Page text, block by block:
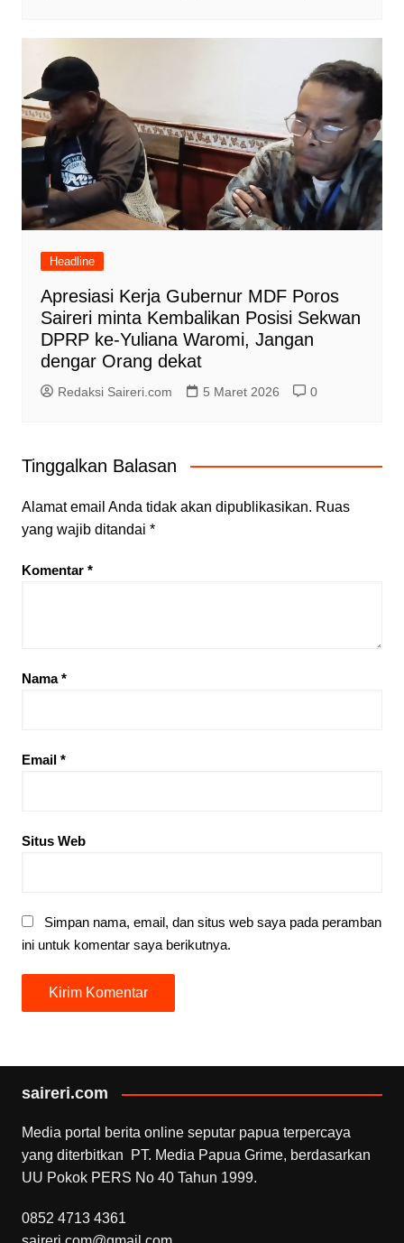
Headline
Apresiasi Kerja Gubernur MDF Poros
Saireri minta Kembalikan Posisi Sekwan
DPRP ke-Yuliana Waromi, Jangan
dengar Orang dekat
Redaksi Saireri.com 5 Maret 2026 0
Tinggalkan Balasan
Alamat email Anda tidak akan dipublikasikan. Ruas
yang wajib ditandai *
Komentar *
Nama*
Email *
Situs Web
Simpan nama, email, dan situs web saya pada peramban
ini untuk komentar saya berikutnya.
saireri.com
Media portal berita online seputar papua terpercaya
yang diterbitkan PT. Media Papua Grime, berdasarkan
UU Pokok PERS No 40 Tahun 1999.
0852 4713 4361